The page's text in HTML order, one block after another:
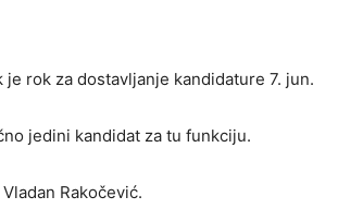
je rok za dostavljanje kandidature 7. jun.
jedini kandidat za tu funkciju.
Rakočević.